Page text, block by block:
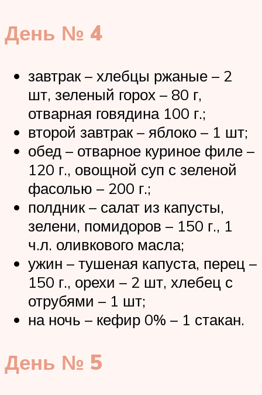
День № 4
завтрак – хлебцы ржаные – 2
шт, зеленый горох – 80 г,
отварная говядина 100 г.;
второй завтрак – яблоко – 1 шт;
обед – отварное куриное филе –
120 г., овощной суп с зеленой
фасолью – 200 г.;
полдник – салат из капусты,
зелени, помидоров – 150 г., 1
ч.л. оливкового масла;
ужин – тушеная капуста, перец –
150 г., орехи – 2 шт, хлебец с
отрубями – 1 шт;
на ночь – кефир 0% – 1 стакан.
День № 5